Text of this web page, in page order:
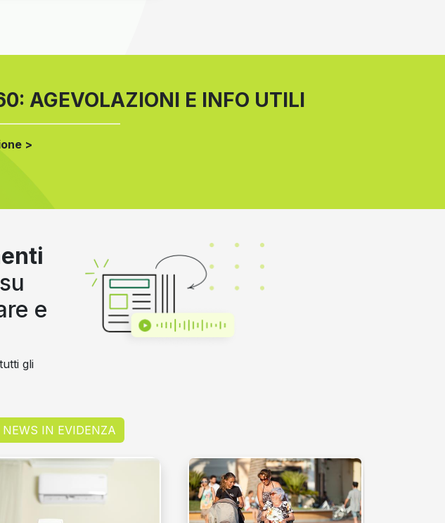
AGEVOLAZIONI E INFO UTILI
>
e
gli
NEWS IN EVIDENZA